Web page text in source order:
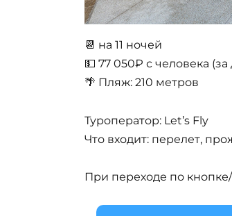
📆 на 11 ночей
💵 77 050₽ с человека
🌴 Пляж: 210 метров
Туроператор: Let’s Fly
Что входит: перелет,
При переходе по